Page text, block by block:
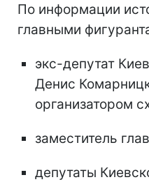
По информации
главными
экс-депутат
Денис
организатором
заместитель
депутаты